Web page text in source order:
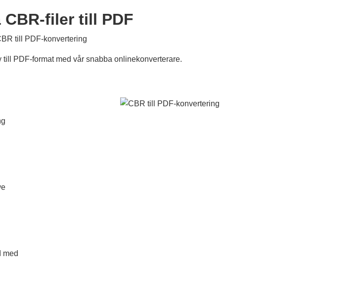
CBR-filer till PDF
till PDF-konvertering
PDF-format med vår snabba onlinekonverterare.
med